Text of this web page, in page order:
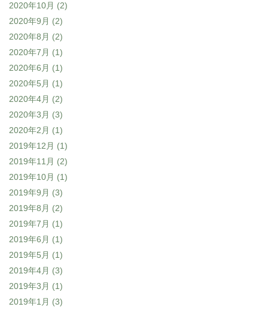
2020年10月 (2)
2020年9月 (2)
2020年8月 (2)
2020年7月 (1)
2020年6月 (1)
2020年5月 (1)
2020年4月 (2)
2020年3月 (3)
2020年2月 (1)
2019年12月 (1)
2019年11月 (2)
2019年10月 (1)
2019年9月 (3)
2019年8月 (2)
2019年7月 (1)
2019年6月 (1)
2019年5月 (1)
2019年4月 (3)
2019年3月 (1)
2019年1月 (3)